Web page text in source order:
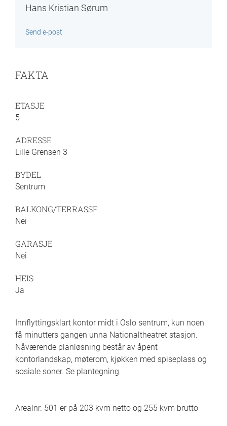
Hans Kristian Sørum
Send e-post
FAKTA
ETASJE
5
ADRESSE
Lille Grensen 3
BYDEL
Sentrum
BALKONG/TERRASSE
Nei
GARASJE
Nei
HEIS
Ja
Innflyttingsklart kontor midt i Oslo sentrum, kun noen
få minutters gangen unna Nationaltheatret stasjon.
Nåværende planløsning består av åpent
kontorlandskap, møterom, kjøkken med spiseplass og
sosiale soner. Se plantegning.
Arealnr. 501 er på 203 kvm netto og 255 kvm brutto